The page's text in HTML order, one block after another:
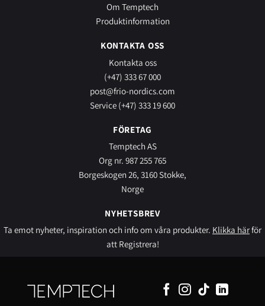
Om Temptech
Produktinformation
KONTAKTA OSS
Kontakta oss
(+47) 333 67 000
post@frio-nordics.com
Service (+47) 333 19 600
FÖRETAG
Temptech AS
Org nr. 987 255 765
Borgeskogen 26, 3160 Stokke,
Norge
NYHETSBREV
Ta emot nyheter, inspiration och info om våra produkter. Klikka härför
att Registrera!